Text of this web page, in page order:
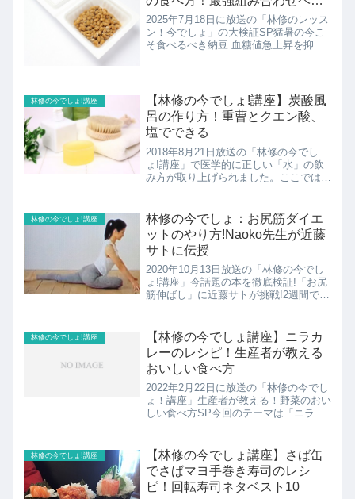
ト3も
2025年7月18日に放送の「林修のレッス
ン！今でしょ」の大検証SP猛暑の今こ
そ食べるべき納豆 血糖値急上昇を抑え
糖値スパイク」を抑...
林修の今でしょ!講座
【林修の今でしょ!講座】炭酸風
呂の作り方！重曹とクエン酸、
塩でできる
2018年8月21日放送の「林修の今でし
ょ!講座」で医学的に正しい「水」の飲
み方が取り上げられました。ここでは炭
林修の今でしょ!講座
林修の今でしょ：お尻筋ダイエ
ットのやり方!Naoko先生が近藤
サトに伝授
2020年10月13日放送の「林修の今でし
ょ!講座」今話題の本を徹底検証!「お尻
筋伸ばし」に近藤サトが挑戦!2週間で小
林修の今でしょ!講座
【林修の今でしょ講座】ニラカ
レーのレシピ！生産者が教える
おいしい食べ方
2022年2月22日に放送の「林修の今でし
ょ！講座」生産者が教える！野菜のおい
しい食べ方SP今回のテーマは「ニラ」
などを学んでいく！こちらではニラカレ
ーのレシピの紹介で...
林修の今でしょ!講座
【林修の今でしょ講座】さば缶
でさばマヨ手巻き寿司のレシ
ピ！回転寿司ネタベスト10